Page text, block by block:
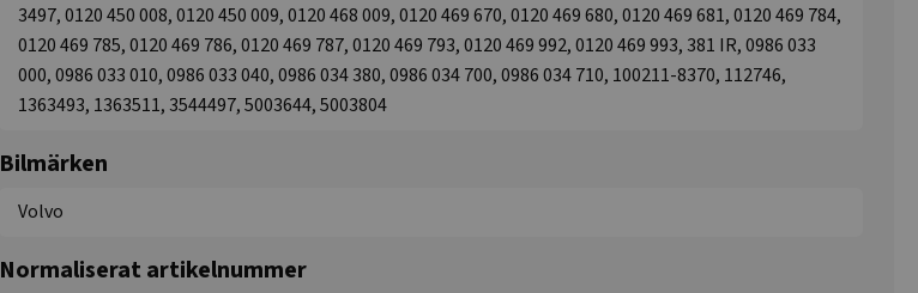
3497, 0120 450 008, 0120 450 009, 0120 468 009, 0120 469 670, 0120 469 680, 0120 469 681, 0120 469 784,
0120 469 785, 0120 469 786, 0120 469 787, 0120 469 793, 0120 469 992, 0120 469 993, 381 IR, 0986 033
000, 0986 033 010, 0986 033 040, 0986 034 380, 0986 034 700, 0986 034 710, 100211-8370, 112746,
1363493, 1363511, 3544497, 5003644, 5003804
Bilmärken
Volvo
Normaliserat artikelnummer